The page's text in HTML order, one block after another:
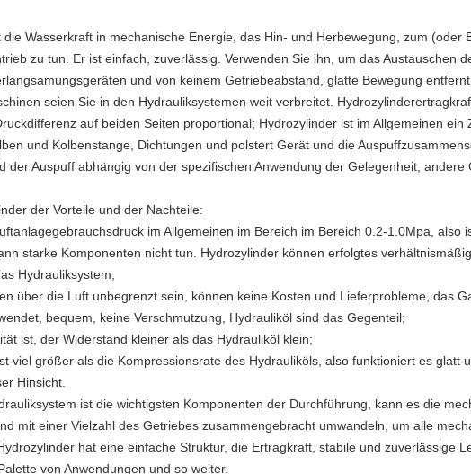
die Wasserkraft in mechanische Energie, das Hin- und Herbewegung, zum (oder
zu tun. Er ist einfach, zuverlässig. Verwenden Sie ihn, um das Austauschen
und von keinem Getriebeabstand, glatte Bewegung
seien Sie in den Hydrauliksystemen weit verbreitet.
auf beiden Seiten proportional; Hydrozylinder ist im Allgemeinen ein
und Kolbenstange, Dichtungen und polstert Gerät und die
der Auspuff abhängig von der spezifischen Anwendung der Gelegenheit, andere
der Vorteile und der Nachteile:
im Allgemeinen im Bereich im Bereich 0.2-1.0Mpa, also
starke Komponenten nicht tun. Hydrozylinder können erfolgtes
Hydrauliksystem;
über die Luft unbegrenzt sein, können keine Kosten und Lieferprobleme, das
bequem, keine Verschmutzung, Hydrauliköl sind das Gegenteil;
ist, der Widerstand kleiner als das Hydrauliköl klein;
viel größer als die Kompressionsrate des Hydrauliköls, also funktioniert es glatt
Hinsicht.
ist die wichtigsten Komponenten der Durchführung, kann es die
mit einer Vielzahl des Getriebes zusammengebracht umwandeln, um alle
hat eine einfache Struktur, die Ertragkraft, stabile und zuverlässige
von Anwendungen und so weiter.